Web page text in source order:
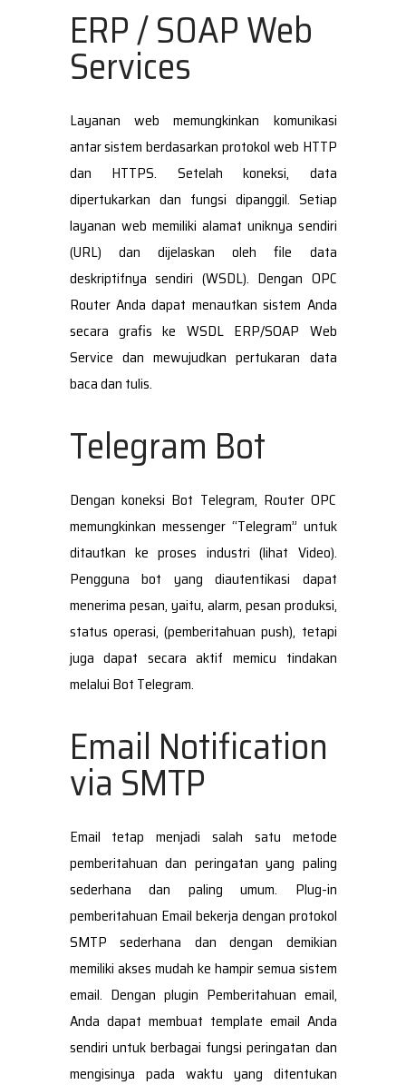
ERP / SOAP Web
Services
Layanan web memungkinkan komunikasi
antar sistem berdasarkan protokol web HTTP
dan HTTPS. Setelah koneksi, data
dipertukarkan dan fungsi dipanggil. Setiap
layanan web memiliki alamat uniknya sendiri
(URL) dan dijelaskan oleh file data
deskriptifnya sendiri (WSDL). Dengan OPC
Router Anda dapat menautkan sistem Anda
secara grafis ke WSDL ERP/SOAP Web
Service dan mewujudkan pertukaran data
baca dan tulis.
Telegram Bot
Dengan koneksi Bot Telegram, Router OPC
memungkinkan messenger “Telegram” untuk
ditautkan ke proses industri (lihat Video).
Pengguna bot yang diautentikasi dapat
menerima pesan, yaitu, alarm, pesan produksi,
status operasi, (pemberitahuan push), tetapi
juga dapat secara aktif memicu tindakan
melalui Bot Telegram.
Email Notification
via SMTP
Email tetap menjadi salah satu metode
pemberitahuan dan peringatan yang paling
sederhana dan paling umum. Plug-in
pemberitahuan Email bekerja dengan protokol
SMTP sederhana dan dengan demikian
memiliki akses mudah ke hampir semua sistem
email. Dengan plugin Pemberitahuan email,
Anda dapat membuat template email Anda
sendiri untuk berbagai fungsi peringatan dan
mengisinya pada waktu yang ditentukan